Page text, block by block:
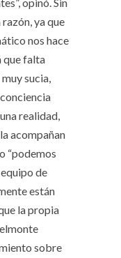
ya que
nos hace
que falta
sucia,
realidad,
acompañan
“podemos
de
están
la propia
sobre